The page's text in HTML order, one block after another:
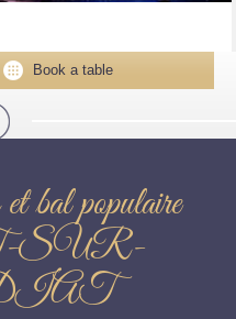
Book a table
bal populaire
SUR-